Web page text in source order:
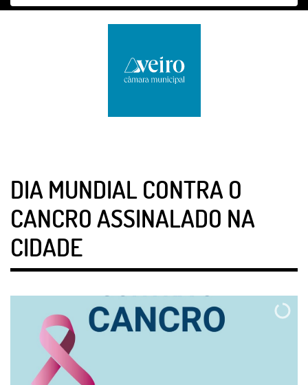
DIA MUNDIAL CONTRA O
CANCRO ASSINALADO NA
CIDADE